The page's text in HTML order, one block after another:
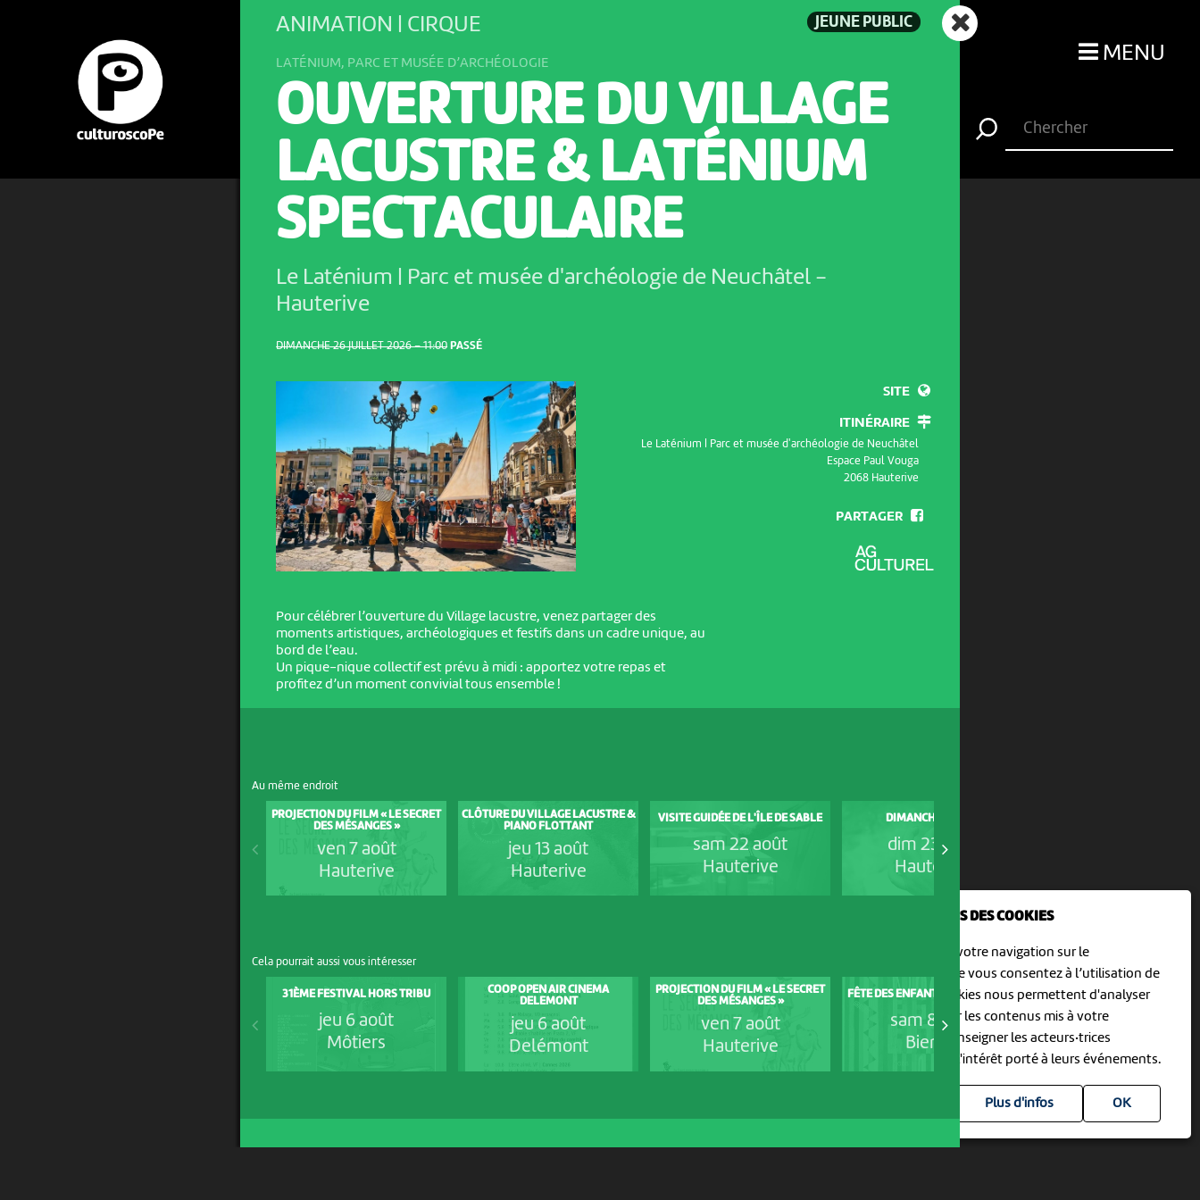
NOUS UTILISONS DES COOKIES
En poursuivant votre navigation sur le
culturoscoPe site vous consentez à l’utilisation de
cookies. Les cookies nous permettent d'analyser
le trafic, d’affiner les contenus mis à votre
disposition et renseigner les acteurs·trices
culturel·le·s sur l'intérêt porté à leurs événements.
Plus d'infos
MENU
DIMANCHE 26 JUILLET 2026 – 11:00 PASSÉ
JEUNE PUBLIC
ANIMATION | CIRQUE
LATÉNIUM, PARC ET MUSÉE D’ARCHÉOLOGIE
OUVERTURE DU VILLAGE
LACUSTRE & LATÉNIUM
SPECTACULAIRE
Le Laténium | Parc et musée d'archéologie de Neuchâtel -
Hauterive
Pour célébrer l’ouverture du Village lacustre, venez partager des
moments artistiques, archéologiques et festifs dans un cadre unique, au
bord de l’eau.
Un pique-nique collectif est prévu à midi : apportez votre repas et
profitez d’un moment convivial tous ensemble !
SITE
ITINÉRAIRE
Le Laténium | Parc et musée d'archéologie de Neuchâtel
Espace Paul Vouga
2068 Hauterive
PARTAGER
Au même endroit
PROJECTION DU FILM « LE SECRET
DES MÉSANGES »
ven 7 août
Hauterive
CLÔTURE DU VILLAGE LACUSTRE &
PIANO FLOTTANT
jeu 13 août
Hauterive
VISITE GUIDÉE DE L'ÎLE DE SABLE
sam 22 août
Hauterive
DIMANCHE MALIN
dim 23 août
Hauterive
Cela pourrait aussi vous intéresser
31ÈME FESTIVAL HORS TRIBU
jeu 6 août
Môtiers
COOP OPEN AIR CINEMA
DELEMONT
jeu 6 août
Delémont
PROJECTION DU FILM « LE SECRET
DES MÉSANGES »
ven 7 août
Hauterive
FÊTE DES ENFANTS / KINDERFEST
sam 8 août
Bienne
ATELIER CRÉATIF POUR
DE 5 À 10 ANS : UNE...
sam 8 août
La Chaux-de-